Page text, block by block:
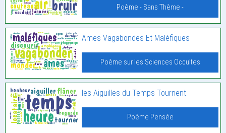
Poème - Sans Thème -
Ames Vagabondes Et Maléfiques
Poème sur les Sciences Occultes
les Aiguilles du Temps Tournent
Poème Pensée